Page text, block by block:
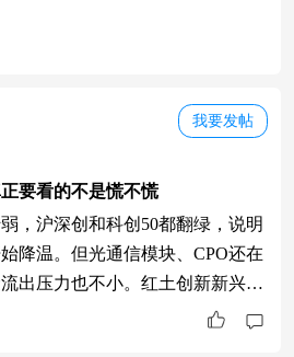
我要发帖
要看的不是慌不慌
，沪深创和科创50都翻绿，说明
降温。但光通信模块、CPO还在
出压力也不小。红土创新新兴产
贴着光模块和算力主线，这种时